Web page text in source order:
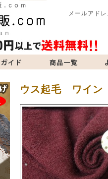
メールアド
当サイトについて お問い合
ウス起毛 ワイン